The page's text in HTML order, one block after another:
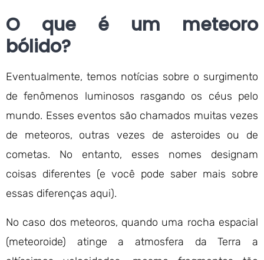
O que é um meteoro
bólido?
Eventualmente, temos notícias sobre o surgimento
de fenômenos luminosos rasgando os céus pelo
mundo. Esses eventos são chamados muitas vezes
de meteoros, outras vezes de asteroides ou de
cometas. No entanto, esses nomes designam
coisas diferentes (e você pode saber mais sobre
essas diferenças aqui).
No caso dos meteoros, quando uma rocha espacial
(meteoroide) atinge a atmosfera da Terra a